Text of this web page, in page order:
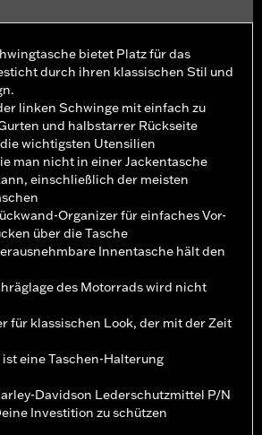
bietet Platz für das
durch ihren klassischen Stil und
linken Schwinge mit einfach zu
und halbstarrer Rückseite
wichtigsten Utensilien
man nicht in einer Jackentasche
einschließlich der meisten
Organizer für einfaches Vor-
über die Tasche
Innentasche hält den
des Motorrads wird nicht
für klassischen Look, der mit der Zeit
eine Taschen-Halterung
Davidson Lederschutzmittel P/N
Investition zu schützen